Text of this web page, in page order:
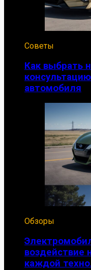
Советы
Как выбрать
автомобиля
Обзоры
воздействие
каждой